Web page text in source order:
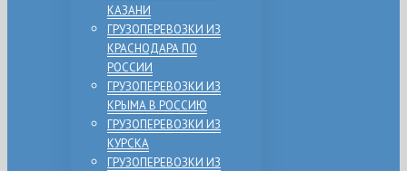
КАЗАНИ
ГРУЗОПЕРЕВОЗКИ ИЗ
КРАСНОДАРА ПО
РОССИИ
ГРУЗОПЕРЕВОЗКИ ИЗ
КРЫМА В РОССИЮ
ГРУЗОПЕРЕВОЗКИ ИЗ
КУРСКА
ГРУЗОПЕРЕВОЗКИ ИЗ